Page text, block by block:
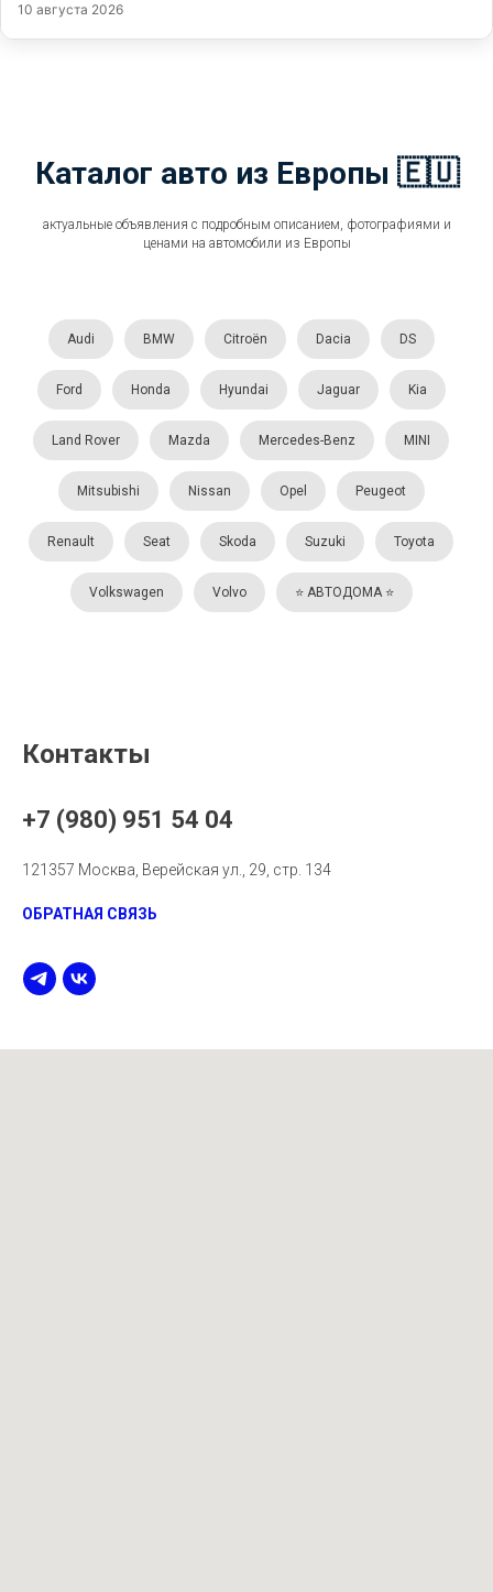
10 августа 2026
Каталог авто из Европы 🇪🇺
актуальные объявления с подробным описанием, фотографиями и
ценами на автомобили из Европы
Audi BMW Citroën Dacia DS
Ford Honda Hyundai Jaguar Kia
Land Rover Mazda Mercedes-Benz MINI
Mitsubishi Nissan Opel Peugeot
Renault Seat Skoda Suzuki Toyota
Volkswagen Volvo ⭐️ АВТОДОМА ⭐️
Контакты
+7 (980) 951 54 04
121357 Москва, Верейская ул., 29, стр. 134
ОБРАТНАЯ СВЯЗЬ